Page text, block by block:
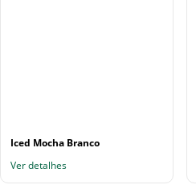
Iced Mocha Branco
Ver detalhes